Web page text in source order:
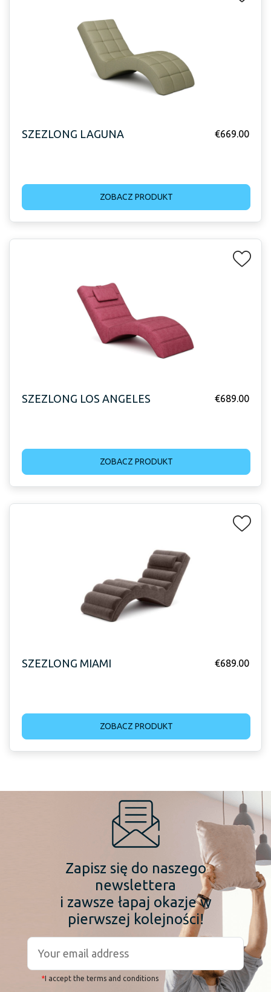
SZEZLONG LAGUNA €669.00
ZOBACZ PRODUKT
SZEZLONG LOS ANGELES €689.00
ZOBACZ PRODUKT
SZEZLONG MIAMI €689.00
ZOBACZ PRODUKT
Zapisz się do naszego
newslettera
i zawsze łapaj okazje w
pierwszej kolejności!
*I accept the terms and conditions